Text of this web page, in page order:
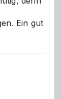
Ein gut